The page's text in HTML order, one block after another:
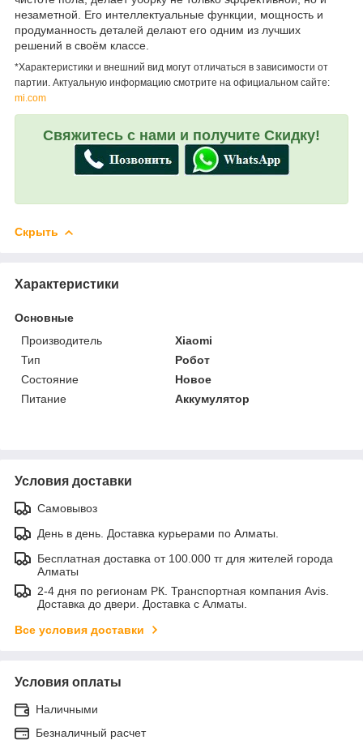
незаметной. Его интеллектуальные функции, мощность и
продуманность деталей делают его одним из лучших
решений в своём классе.
*Характеристики и внешний вид могут отличаться в зависимости от
партии. Актуальную информацию смотрите на официальном сайте:
mi.com
Свяжитесь с нами и получите Скидку!
Скрыть
Характеристики
Основные
Производитель
Xiaomi
Тип
Робот
Состояние
Новое
Питание
Аккумулятор
Условия доставки
Самовывоз
День в день. Доставка курьерами по Алматы.
Бесплатная доставка от 100.000 тг для жителей города
Алматы
2-4 дня по регионам РК. Транспортная компания Avis.
Доставка до двери. Доставка с Алматы.
Все условия доставки
Условия оплаты
Наличными
Безналичный расчет